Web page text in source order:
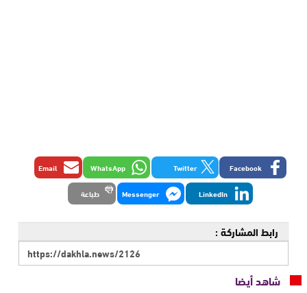
Facebook
Twitter
WhatsApp
Email
LinkedIn
Messenger طباعة
رابط المشاركة :
شاهد أيضا